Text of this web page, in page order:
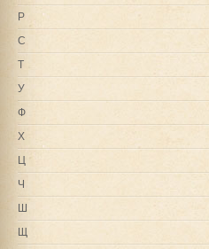
Р
С
Т
У
Ф
Х
Ц
Ч
Ш
Щ